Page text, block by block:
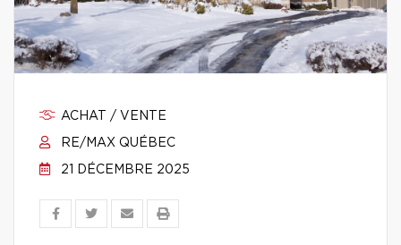
ACHAT / VENTE
RE/MAX QUÉBEC
21 DÉCEMBRE 2025